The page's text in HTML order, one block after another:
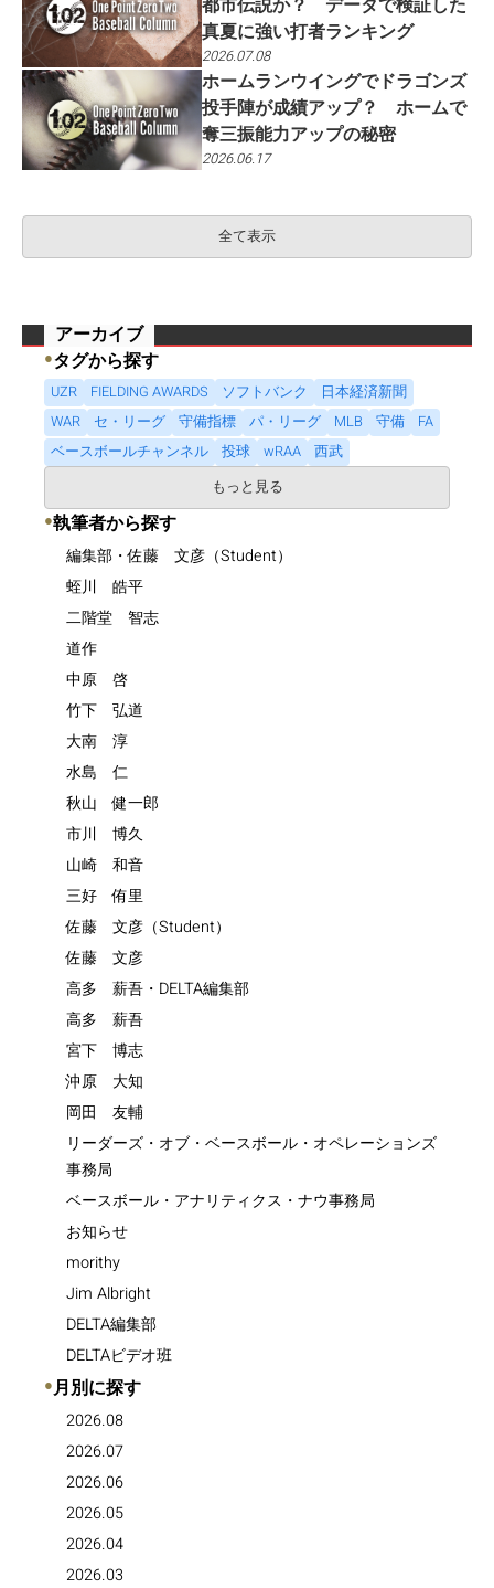
真夏に強い打者ランキング
2026.07.08
ホームランウイングでドラゴンズ
投手陣が成績アップ？ ホームで
奪三振能力アップの秘密
2026.06.17
全て表示
アーカイブ
●タグから探す
UZR FIELDING AWARDS ソフトバンク
日本経済新聞
WAR
セ・リーグ 守備指標 パ・リーグ MLB 守備
FA
ベースボールチャンネル
投球 wRAA
西武
もっと見る
●執筆者から探す
編集部・佐藤 文彦（Student）
蛭川 皓平
二階堂 智志
道作
中原 啓
竹下 弘道
大南 淳
水島 仁
秋山 健一郎
市川 博久
山崎 和音
三好 侑里
佐藤 文彦（Student）
佐藤 文彦
高多 薪吾・DELTA編集部
高多 薪吾
宮下 博志
沖原 大知
岡田 友輔
リーダーズ・オブ・ベースボール・オペレーションズ
事務局
ベースボール・アナリティクス・ナウ事務局
お知らせ
morithy
Jim Albright
DELTA編集部
DELTAビデオ班
●月別に探す
2026.08
2026.07
2026.06
2026.05
2026.04
2026.03